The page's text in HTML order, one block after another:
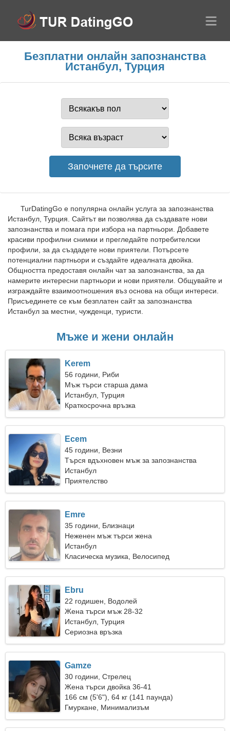
Безплатни онлайн запознанства
Истанбул, Турция
TurDatingGo е популярна онлайн услуга за запознанства
Истанбул, Турция. Сайтът ви позволява да създавате нови
запознанства и помага при избора на партньори. Добавете
красиви профилни снимки и прегледайте потребителски
профили, за да създадете нови приятели. Потърсете
потенциални партньори и създайте идеалната двойка.
Общността предоставя онлайн чат за запознанства, за да
намерите интересни партньори и нови приятели. Общувайте и
изграждайте взаимоотношения въз основа на общи интереси.
Присъединете се към безплатен сайт за запознанства
Истанбул за местни, чужденци, туристи.
Мъже и жени онлайн
Kerem
56 години, Риби
Мъж търси старша дама
Истанбул, Турция
Краткосрочна връзка
Ecem
45 години, Везни
Търся вдъхновен мъж за запознанства
Истанбул
Приятелство
Emre
35 години, Близнаци
Неженен мъж търси жена
Истанбул
Класическа музика, Велосипед
Ebru
22 годишен, Водолей
Жена търси мъж 28-32
Истанбул, Турция
Сериозна връзка
Gamze
30 години, Стрелец
Жена търси двойка 36-41
166 см (5'6"), 64 кг (141 паунда)
Гмуркане, Минимализъм